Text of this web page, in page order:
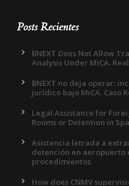
Posts Recientes
BNEXT Does Not Allow
Analysis Under MiCA. Real
BNEXT no deja operar:
jurídico bajo MiCA. Caso
Legal Assistance for
Rooms or Detention in
Asistencia letrada a
detención en aeropuerto
procedimientos
How does CNMV